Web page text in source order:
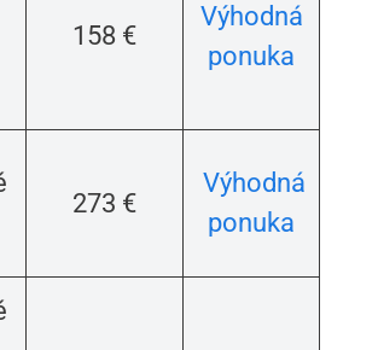
158 €
Výhodná
ponuka
273 €
Výhodná
ponuka